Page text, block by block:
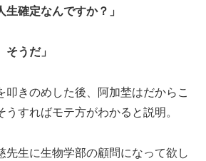
生確定なんですか？」
そうだ」
叩きのめした後、阿加埜はだからこ
すればモテ方がわかると説明。
先生に生物学部の顧問になって欲し